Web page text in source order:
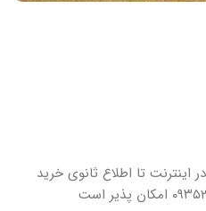
اینترنت تا اطلاع ثانوی خرید
پذیر است